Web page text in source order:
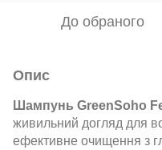
До обраного
Опис
Шампунь GreenSoho
живильний догляд для
ефективне очищення з